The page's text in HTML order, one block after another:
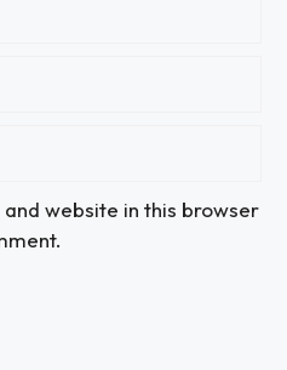
website in this browser